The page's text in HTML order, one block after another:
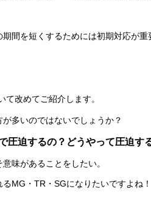
間を短くするためには初期対応が
て改めてご紹介します。
多いのではないでしょうか？
圧迫するの？どうやって圧迫す
味があることをしたい。
MG・TR・SGになりたいですよね！